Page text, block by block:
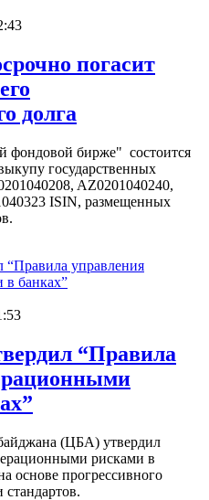
погасит
долга
фондовой бирже" состоится
государственных
AZ0201040240,
ISIN, размещенных
“Правила
(ЦБА) утвердил
рисками в
основе прогрессивного